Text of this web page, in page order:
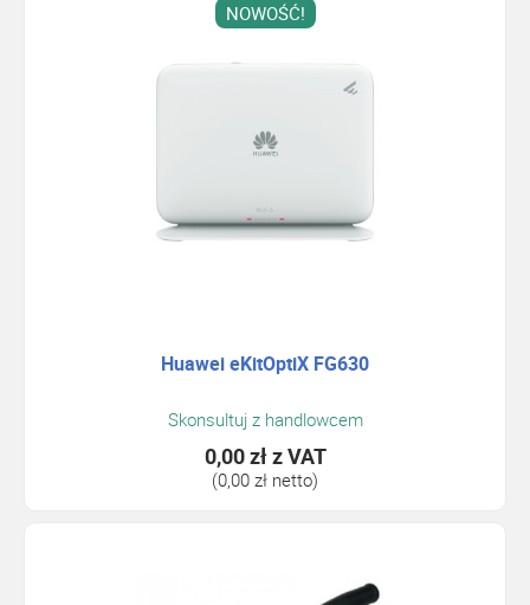
Huawei eKitOptiX FG630
Skonsultuj z handlowcem
0,00 złz VAT
(0,00 zł netto)
NOWOŚĆ!